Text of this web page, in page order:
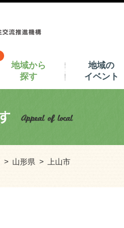
地域から
探す
地域の
イベント
山形県 上山市